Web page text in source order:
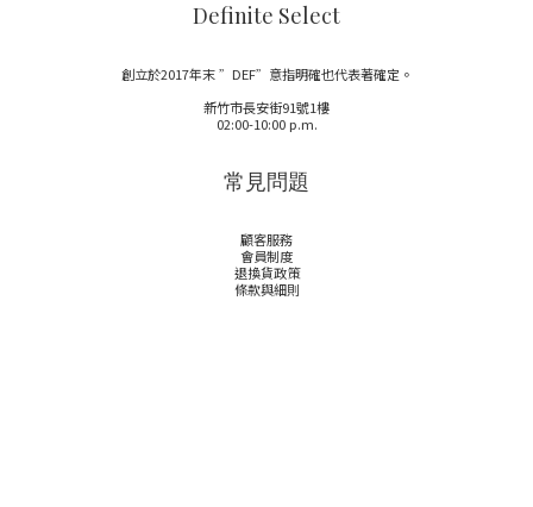
Definite Select
創立於2017年末 ”DEF”意指明確也代表著確定。
新竹市長安街91號1樓
02:00-10:00 p.m.
常見問題
顧客服務
會員制度
退換貨政策
條款與細則